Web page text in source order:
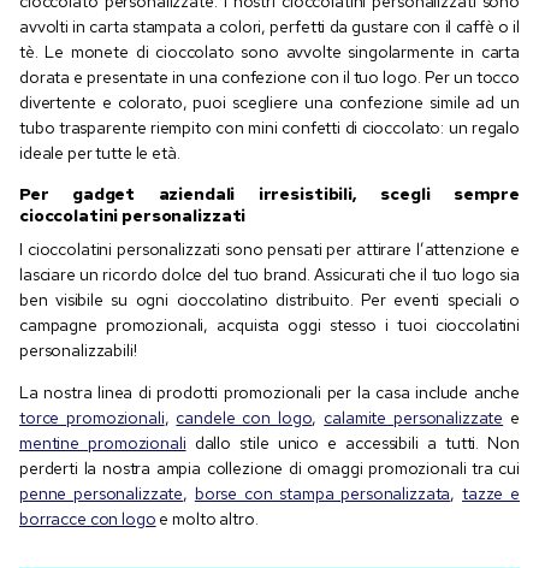
avvolti in carta stampata a colori, perfetti da gustare con il caffè o il
tè. Le monete di cioccolato sono avvolte singolarmente in carta
dorata e presentate in una confezione con il tuo logo. Per un tocco
divertente e colorato, puoi scegliere una confezione simile ad un
tubo trasparente riempito con mini confetti di cioccolato: un regalo
ideale per tutte le età.
Per gadget aziendali irresistibili, scegli sempre
cioccolatini personalizzati
I cioccolatini personalizzati sono pensati per attirare l’attenzione e
lasciare un ricordo dolce del tuo brand. Assicurati che il tuo logo sia
ben visibile su ogni cioccolatino distribuito. Per eventi speciali o
campagne promozionali, acquista oggi stesso i tuoi cioccolatini
personalizzabili!
La nostra linea di prodotti promozionali per la casa include anche
torce promozionali, candele con logo, calamite personalizzate e
mentine promozionali dallo stile unico e accessibili a tutti. Non
perderti la nostra ampia collezione di omaggi promozionali tra cui
penne personalizzate, borse con stampa personalizzata, tazze e
borracce con logo e molto altro.